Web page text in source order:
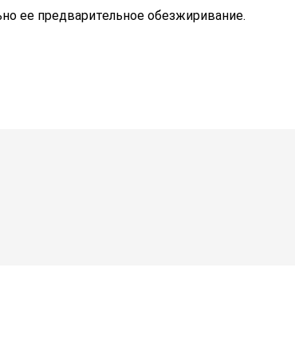
ее предварительное обезжиривание.